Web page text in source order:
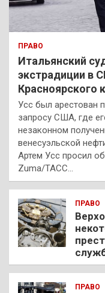
ПРАВО
Итальянский
экстрадиции в
Красноярского
Усс был арестован
запросу США, где
незаконном
венесуэльской
Артем Усс просил
Zuma/ТАСС…
ПРАВО
ПРАВО